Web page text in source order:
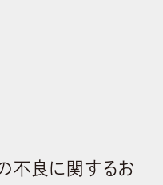
不良に関するお